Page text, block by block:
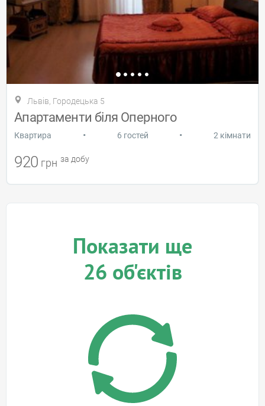
Львів, Городецька 5
Апартаменти біля Оперного
Квартира • 6 гостей • 2 кімнати
920 грн за добу
Показати ще
26 об'єктів